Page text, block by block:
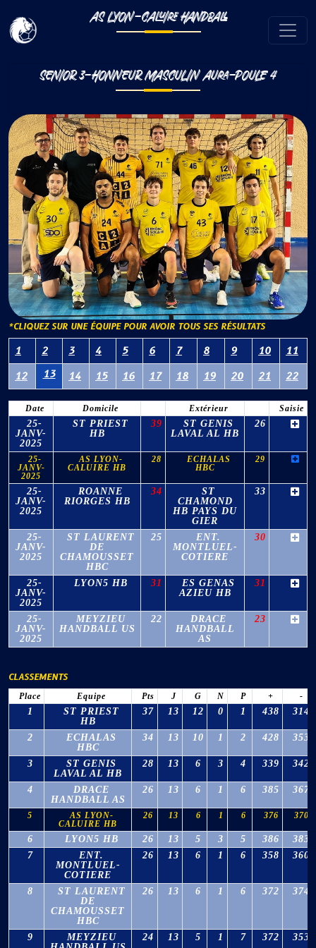
AS LYON-CALUIRE HANDBALL
SENIOR 3-HONNEUR MASCULIN AURA-POULE 4
*CLIQUEZ SUR UNE ÉQUIPE POUR AVOIR TOUS SES RÉSULTATS
1 2 3 4 5 6 7 8 9 10
11
12
13 14 15 16 17 18 19 20 21 22
Date Domicile Extérieur Saisie
25-
JANV-
2025
ST PRIEST
HB
39
ST GENIS
LAVAL AL HB
26
25-
JANV-
2025
AS LYON-
CALUIRE HB
28
ECHALAS
HBC
29
25-
JANV-
2025
ROANNE
RIORGES HB
34
ST
CHAMOND
HB PAYS DU
GIER
33
25-
JANV-
2025
ST LAURENT
DE
CHAMOUSSET
HBC
25
ENT.
MONTLUEL-
COTIERE
30
25-
JANV-
2025
LYON5 HB 31
ES GENAS
AZIEU HB
31
25-
JANV-
2025
MEYZIEU
HANDBALL US
22
DRACE
HANDBALL
AS
23
CLASSEMENTS
Place Equipe Pts J G N P + -
1
ST PRIEST
HB
37 13 12 0 1 438 314
2
ECHALAS
HBC
34 13 10 1 2 428 353
3
ST GENIS
LAVAL AL HB
28 13 6 3 4 339 342
4
DRACE
HANDBALL AS
26 13 6 1 6 385 367
5
AS LYON-
CALUIRE HB
26 13 6 1 6 376 370
6 LYON5 HB 26 13 5 3 5 386
383
7
ENT.
MONTLUEL-
COTIERE
26 13 6 1 6 358 360
8
ST LAURENT
DE
CHAMOUSSET
HBC
26 13 6 1 6 372 374
9
MEYZIEU
24 13 5 1 7 372 353